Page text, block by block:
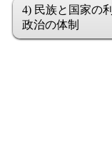
4) 民族と国家の
政治の体制